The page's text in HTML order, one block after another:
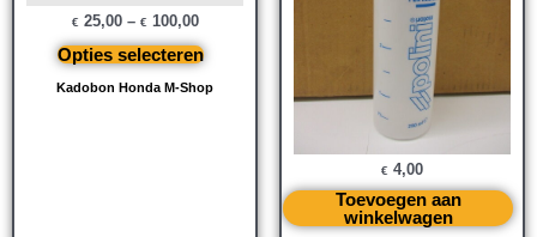
Kadobon Honda M-Shop
€ 25,00– € 100,00
Opties selecteren
€ 4,00
Toevoegen aan
winkelwagen